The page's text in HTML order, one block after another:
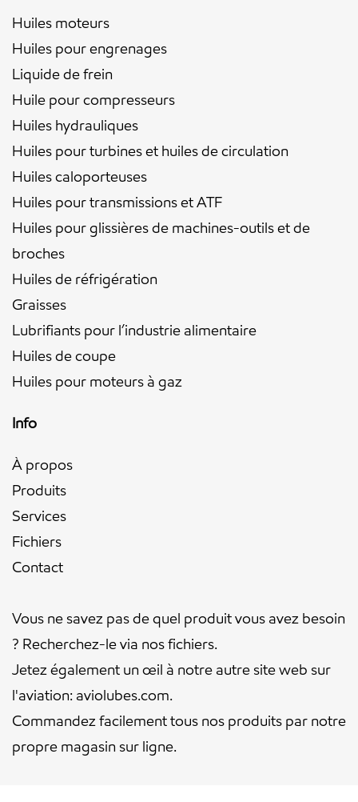
Huiles moteurs
Huiles pour engrenages
Liquide de frein
Huile pour compresseurs
Huiles hydrauliques
Huiles pour turbines et huiles de circulation
Huiles caloporteuses
Huiles pour transmissions et ATF
Huiles pour glissières de machines-outils et de
broches
Huiles de réfrigération
Graisses
Lubrifiants pour l’industrie alimentaire
Huiles de coupe
Huiles pour moteurs à gaz
Info
À propos
Produits
Services
Fichiers
Contact
Vous ne savez pas de quel produit vous avez besoin
? Recherchez-le via nosfichiers.
Jetez également un œil à notre autre site web sur
l'aviation: aviolubes.com.
Commandez facilement tous nos produits par notre
propre magasin sur ligne.